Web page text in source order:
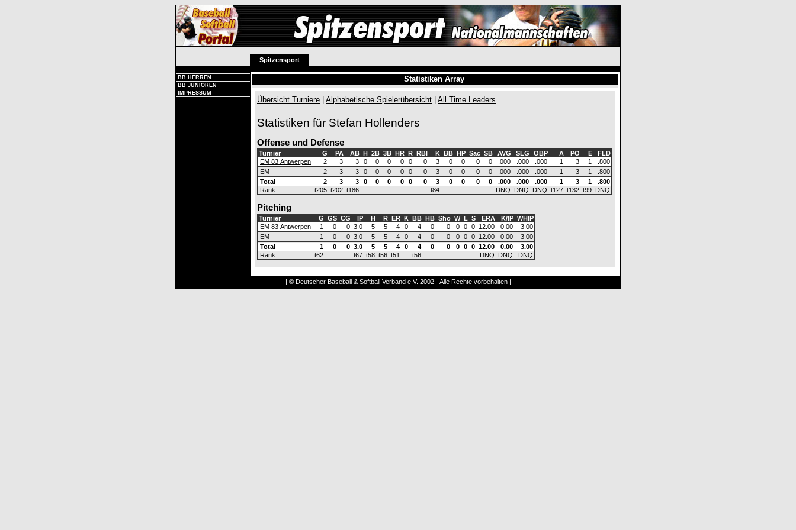
Spitzensport
BB HERREN
BB JUNIOREN
IMPRESSUM
Statistiken Array
Übersicht Turniere Alphabetische Spielerübersicht All Time Leaders
Statistiken für Stefan Hollenders
Offense und Defense
Turnier G PA AB H 2B 3B HR R RBI K BB HP Sac SB AVG SLG OBP A PO E
FLD
EM 83 Antwerpen
2 3 3 0 0 0 0 0 0 3 0 0 0 0 .000 .000 .000 1 3 1
.800
EM
2 3 3 0 0 0 0 0 0 3 0 0 0 0 .000 .000 .000 1 3 1
.800
Total
2 3 3 0 0 0 0 0 0 3 0 0 0 0 .000 .000 .000 1 3 1
.800
Rank
t205 t202 t186 t84 DNQ DNQ DNQ t127 t132 t99 DNQ
Pitching
Turnier G GS CG IP H R ER K BB HB Sho W L S ERA K/IP WHIP
EM 83 Antwerpen
1 0 0 3.0 5 5 4 0 4 0 0 0 0 0 12.00 0.00
3.00
EM
1 0 0 3.0 5 5 4 0 4 0 0 0 0 0 12.00 0.00
3.00
Total
1 0 0 3.0 5 5 4 0 4 0 0 0 0 0 12.00 0.00
3.00
Rank
t62 t67 t58 t56 t51 t56 DNQ DNQ DNQ
| © Deutscher Baseball & Softball Verband e.V. 2002 - Alle Rechte vorbehalten |